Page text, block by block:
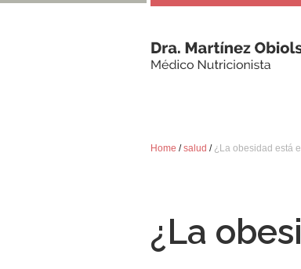
Home /salud / ¿La obesidad está
¿La